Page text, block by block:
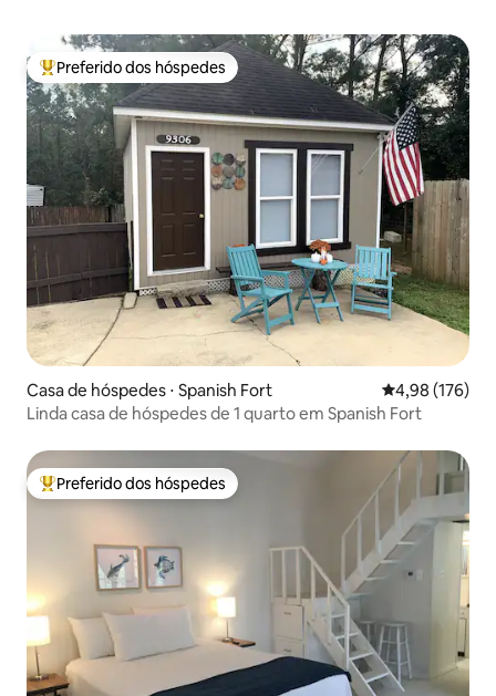
Entre os melhores preferidos dos hóspedes
Preferido dos hóspedes
Casa de hóspedes ⋅ Spanish Fort 4,98 de uma
4,98 (176)
Linda casa de hóspedes de 1 quarto em Spanish Fort
Entre os melhores preferidos dos hóspedes
Preferido dos hóspedes